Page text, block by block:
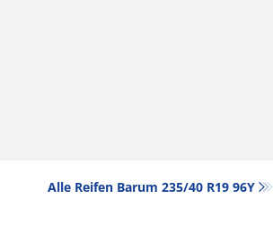
Alle Reifen Barum 235/40 R19 96Y